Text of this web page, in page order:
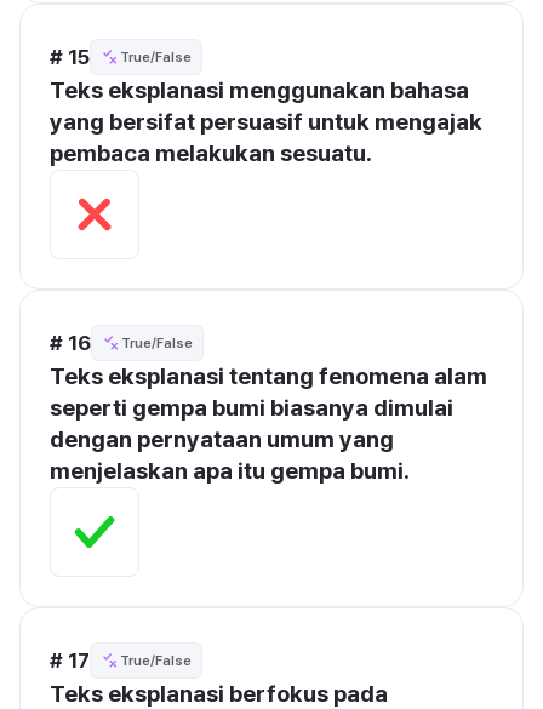
# 15 True/False
Teks eksplanasi menggunakan bahasa
yang bersifat persuasif untuk mengajak
pembaca melakukan sesuatu.
# 16 True/False
Teks eksplanasi tentang fenomena alam
seperti gempa bumi biasanya dimulai
dengan pernyataan umum yang
menjelaskan apa itu gempa bumi.
# 17 True/False
Teks eksplanasi berfokus pada